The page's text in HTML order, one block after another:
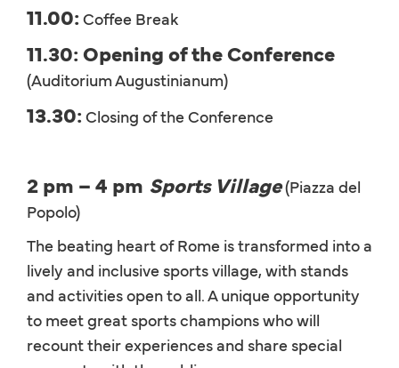
11.00: Coffee Break
11.30: Opening of the Conference
(Auditorium Augustinianum)
13.30: Closing of the Conference
2 pm – 4 pm Sports Village(Piazza del
Popolo)
The beating heart of Rome is transformed into a
lively and inclusive sports village, with stands
and activities open to all. A unique opportunity
to meet great sports champions who will
recount their experiences and share special